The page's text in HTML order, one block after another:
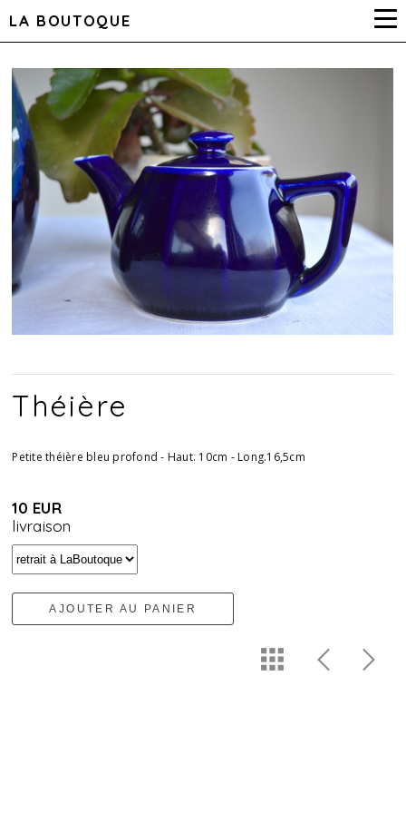
LA BOUTOQUE
Théière
Petite théière bleu profond - Haut. 10cm - Long.16,5cm
10 EUR
livraison
AJOUTER AU PANIER